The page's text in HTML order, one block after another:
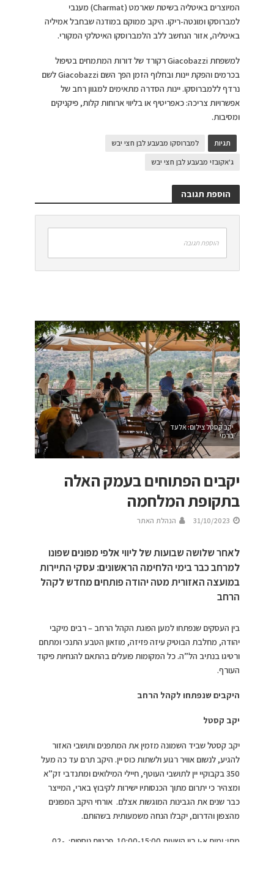
המיוצרים באיטליה בשיטת שארמט (Charmat) מענבי
למברוסקו ומונטה-ריקו. היקב ממוקם במודנה שבחבל אמיליה
באיטליה, אזור הנחשב ללב הלמברוסקו האיטלקי המקורי.
למשפחת Giacobazzi רקורד של דורות המתמחים בטיפול
בכרמים והפקת יינות ובחלוף הזמן הפך השם Giacobazzi לשם
נרדף ללמברוסקו. יינות הסדרה מתאימים למגוון רחב של
אפשרויות צריכה: כאפריטיף או בליווי ארוחות קלות, פיקניקים
ומסיבות.
תגיות
למברוסקו מבעבע לבן חצי יבש
ג'אקובזי מבעבע לבן חצי יבש
הוספת תגובה
הוספת תגובה
יקב קסטל צילום: אלעד
ברמי
יקבים הפתוחים בעמק האלה
בתקופת המלחמה
31/10/2023 הנהלת האתר
לאחר שלושה שבועות של ליווי אלפי מפונים שפונו
למרחב כבר בימי הלחימה הראשונים: עסקי התיירות
במועצה האזורית מטה יהודה פותחים מחדש לקהל
הרחב
בין העסקים שנפתחו למען הפוגת הקהל הרחב – רבים מיקבי
יהודה, מחלבת הבוטיק עיזה פזיזה, מוזאון הטבע התנכי ומתחם
ורטיגו בנתיב הל”ה. כל המקומות פועלים בהתאם להנחיות פיקוד
העורף.
היקבים שנפתחו לקהל הרחב
יקב קסטל
יקב קסטל שביד השמונה מזמין את המתפנים ותושבי האזור
להגיע, לנשום אוויר רגוע ולשתות כוס יין. היקב תרם עד כה מעל
350 בקבוקיי יין לתושבי העוטף, חיילי המילואים ומתנדבי זק”א
ומצהיר כי יתרום מתוך הכנסותיו ישירות לקיבוץ בארי, המייצר
כבר שנים את הגבינות המוגשות אצלם. אורחי היקב המפונים
מהצפון והדרום, יקבלו הנחה משמעותית בשהותם.
מתי: ימים א-ו בין השעות 10:00-15:00. פרטים נוספים: 02-